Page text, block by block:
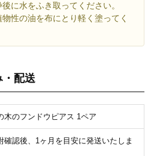
に水をふき取ってください。
性の油を布にとり軽く塗ってく
・配送
木のフンドウピアス 1ペア
確認後、1ヶ月を目安に発送いたしま